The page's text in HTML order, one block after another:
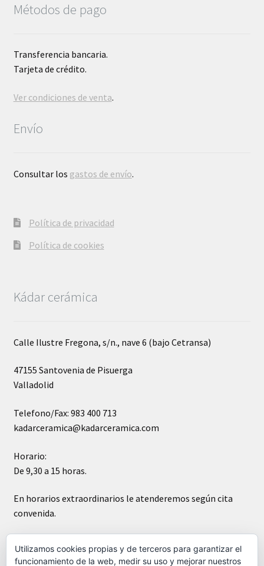
Métodos de pago
Transferencia bancaria.
Tarjeta de crédito.
Ver condiciones de venta.
Envío
Consultar los gastos de envío.
Política de privacidad
Política de cookies
Kádar cerámica
Calle Ilustre Fregona, s/n., nave 6 (bajo Cetransa)
47155 Santovenia de Pisuerga
Valladolid
Telefono/Fax: 983 400 713
kadarceramica@kadarceramica.com
Horario:
De 9,30 a 15 horas.
En horarios extraordinarios le atenderemos según cita
convenida.
Utilizamos cookies propias y de terceros para garantizar el
funcionamiento de la web, medir su uso y mejorar nuestros